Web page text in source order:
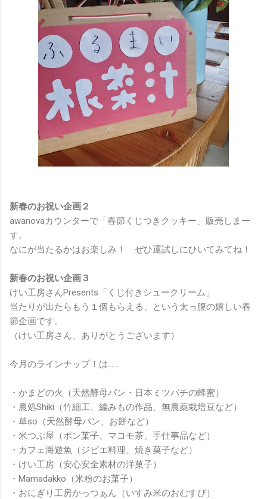
新春のお祝い企画２
awanovaカウンターで「春節くじつきクッキー」販売しまー
す。
なにが当たるかはお楽しみ！ ぜひ運試しにひいてみてね！
新春のお祝い企画３
けい工房さんPresents「くじ付きシュークリーム」
当たりが出たらもう１個もらえる、という太っ腹の嬉しい春
節企画です。
（けい工房さん、ありがとうございます）
今月のラインナップ！は……
・かまどの火（天然酵母パン・日本ミツバチの蜂蜜）
・農処Shiki（竹細工、編みもの作品、無農薬栽培豆など）
・草so（天然酵母パン、お餅など）
・米つぶ屋（ポン菓子、マコモ茶、手仕事品など）
・カフェ海遊魚（ジビエ料理、焼き菓子など）
・けい工房（安心安全素材の洋菓子）
・Mamadakko（米粉のお菓子）
・おにぎり工房かっつぁん（いすみ米のおむすび）